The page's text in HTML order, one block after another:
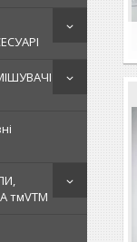
тмVTM